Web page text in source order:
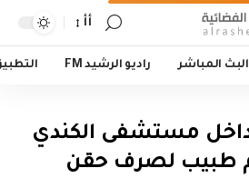
أأ
البث المباشر راديو الرشيد FM
مستشفى الكندي
طبيب لصرف حقن